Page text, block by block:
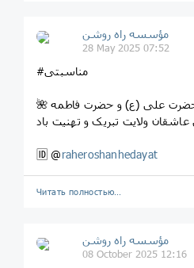
مؤسسه راه روشن
28 May 2025 07:52
#مناسبتی
🌺 سالروز پیوند آسمانی حضرت علی (ع) و حضرت فاطمه
🆔 @raheroshanhedayat
Читать полностью…
مؤسسه راه روشن
08 October 2025 12:16